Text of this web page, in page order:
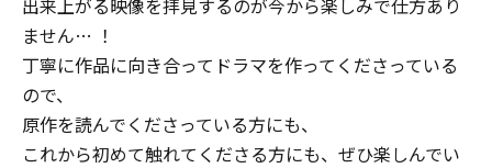
ません… ！
丁寧に作品に向き合ってドラマを作ってくださっている
ので、
原作を読んでくださっている方にも、
これから初めて触れてくださる方にも、ぜひ楽しんでい